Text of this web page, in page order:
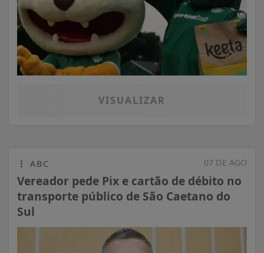
VISUALIZAR
07 DE AGO
ABC
Vereador pede Pix e cartão de débito no
transporte público de São Caetano do
Sul